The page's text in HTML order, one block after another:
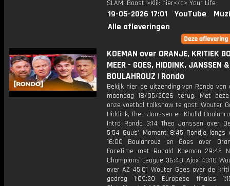
SLAM! Boost">Klik hier</a> Your Life
19-05-2026 17:01 YouTube
Alle afleveringen
KOEMAN over ORANJE, KRITIEK
MEER - GOES, HIDDINK, JANSSEN &
BOULAHROUZ | Rondo
Bekijk hier de uitzending van Rondo van
maandag 18/05/2026 terug. Met
onze voetbal talkshow te gast: Wouter
Hiddink, Theo Janssen en Khalid
Intro Rondo 3:14 Theo Janssen over
5:54 Guus' Moment 8:45 Rondje langs
16:00 Boulahrouz en Goes over
FaceTime met Ronald Koeman 29:45
Champions League 36:40 Ajax 43:10
over AZ 45:01 Wouter Goes over de
gedrag 1:09:20 Europese finales